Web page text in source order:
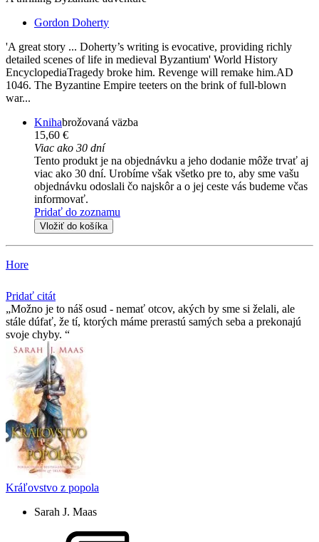
Gordon Doherty
'A great story ... Doherty’s writing is evocative, providing richly
detailed scenes of life in medieval Byzantium' World History
EncyclopediaTragedy broke him. Revenge will remake him.AD
1046. The Byzantine Empire teeters on the brink of full-blown
war...
Knihabrožovaná väzba
15,60 €
Viac ako 30 dní
Tento produkt je na objednávku a jeho dodanie môže trvať aj
viac ako 30 dní. Urobíme však všetko pre to, aby sme vašu
objednávku odoslali čo najskôr a o jej ceste vás budeme včas
informovať.
Pridať do zoznamu
Vložiť do košíka
Hore
Pridať citát
Možno je to náš osud - nemať otcov, akých by sme si želali, ale
stále dúfať, že tí­, ktorých máme prerastú samých seba a prekonajú
svoje chyby.
Kráľovstvo z popola
Sarah J. Maas